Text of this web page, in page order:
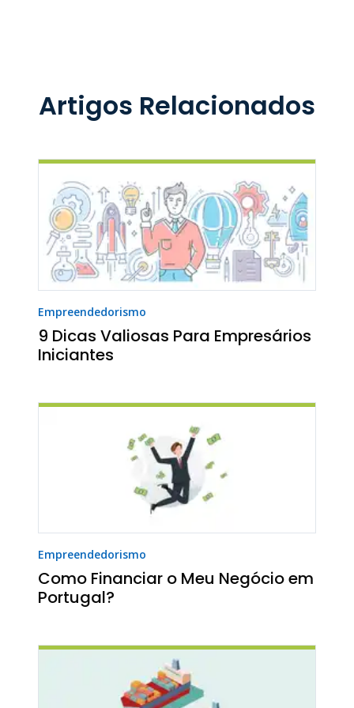
Artigos Relacionados
Empreendedorismo
9 Dicas Valiosas Para Empresários
Iniciantes
Empreendedorismo
Como Financiar o Meu Negócio em
Portugal?